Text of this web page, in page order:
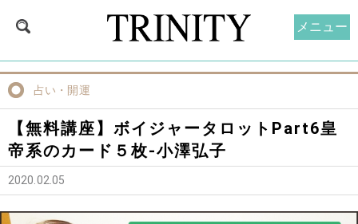
占い・開運
【無料講座】ボイジャータロットPart6皇
帝系のカード５枚-小澤弘子
2020.02.05
メニュー